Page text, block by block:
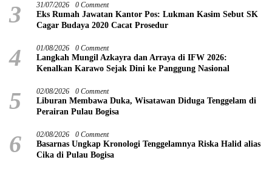
3 31/07/2026 0 Comment
Eks Rumah Jawatan Kantor Pos: Lukman Kasim Sebut SK
Cagar Budaya 2020 Cacat Prosedur
4 01/08/2026 0 Comment
Langkah Mungil Azkayra dan Arraya di IFW 2026:
Kenalkan Karawo Sejak Dini ke Panggung Nasional
5 02/08/2026 0 Comment
Liburan Membawa Duka, Wisatawan Diduga Tenggelam di
Perairan Pulau Bogisa
6 02/08/2026 0 Comment
Basarnas Ungkap Kronologi Tenggelamnya Riska Halid alias
Cika di Pulau Bogisa